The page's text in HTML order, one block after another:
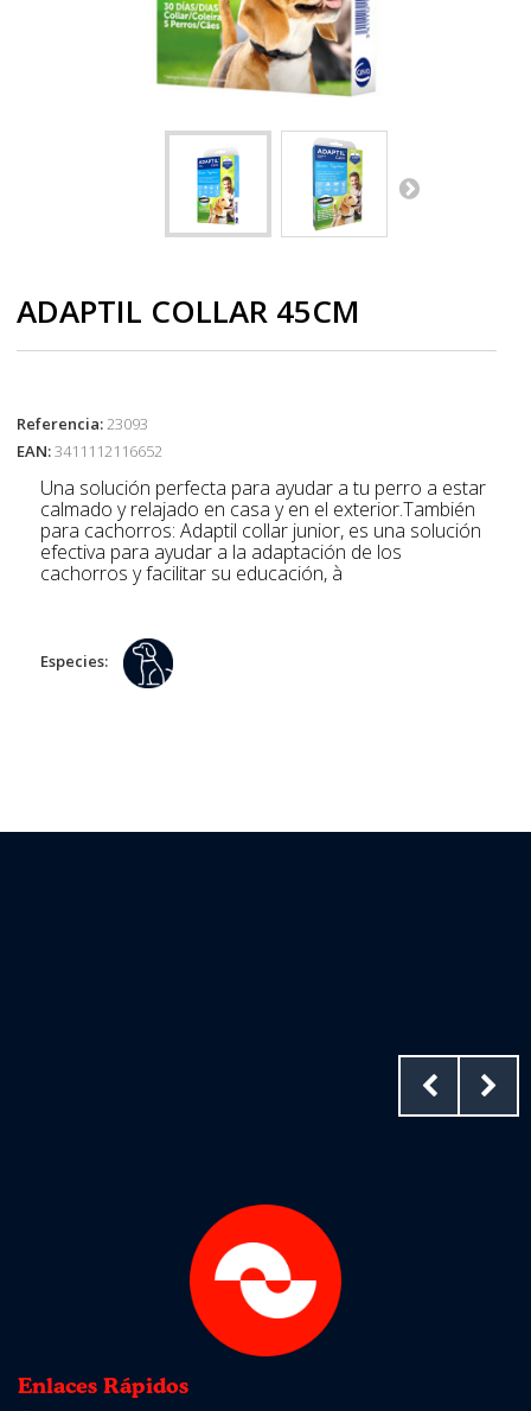
ADAPTIL COLLAR 45CM
Referencia:23093
EAN:3411112116652
Una solución perfecta para ayudar a tu perro a estar
calmado y relajado en casa y en el exterior.También
para cachorros: Adaptil collar junior, es una solución
efectiva para ayudar a la adaptación de los
cachorros y facilitar su educación, à
Especies:
Enlaces Rápidos